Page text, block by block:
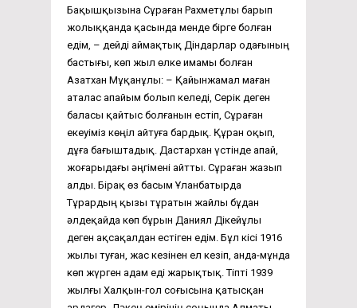
Бақышқызына Сұраған Рахметұлы барып
жолыққанда қасында менде бірге болған
едім, – дейді аймақтық Діндарлар одағының
бастығы, көп жыл өлке имамы болған
Азатхан Мұқанұлы: – Қайынжамал маған
аталас апайым болып келеді, Серік деген
баласы қайтыс болғанын естіп, Сұраған
екеуіміз көңіл айтуға бардық. Құран оқып,
дұға бағыштадық. Дастархан үстінде апай,
жоғарыдағы әңгімені айтты. Сұраған жазып
алды. Бірақ өз басым Ұланбатырда
Тұрардың қызы тұратын жайлы бұдан
әлдеқайда көп бұрын Даниял Дікейұлы
деген ақсақалдан естіген едім. Бұл кісі 1916
жылы туған, жас кезінен ел кезіп, анда-мұнда
көп жүрген адам еді жарықтық. Тіпті 1939
жылғы Халқын-гол соғысына қатысқан